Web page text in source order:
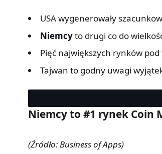
USA wygenerowały
Niemcyto drugi co do
Pięć największych rynków
Tajwan to godny uwagi
Niemcy to #1 rynek Coin
(Źródło: Business of Apps)